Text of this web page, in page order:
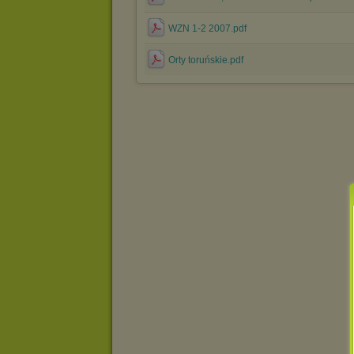
WZN 1-2 2007.pdf
Orty toruńskie.pdf